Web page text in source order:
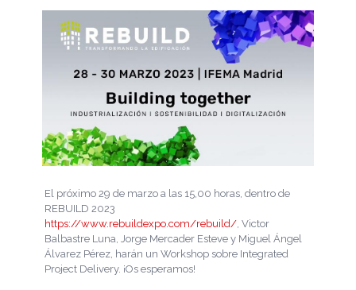
El próximo 29 de marzo a las 15,00 horas, dentro de
REBUILD 2023
https://www.rebuildexpo.com/rebuild/, Victor
Balbastre Luna, Jorge Mercader Esteve y Miguel Ángel
Álvarez Pérez, harán un Workshop sobre Integrated
Project Delivery. ¡Os esperamos!